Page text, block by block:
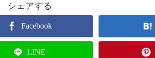
シェアする
Facebook
LINE